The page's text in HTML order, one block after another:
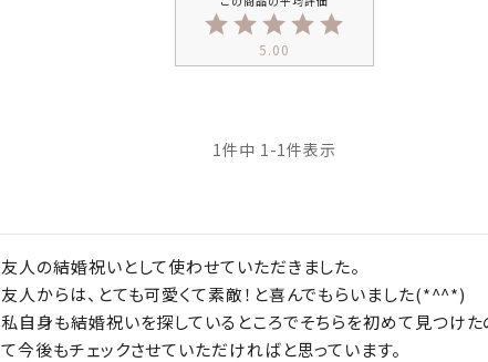
5.00
1 件中 1 -1件表示
友人の結婚祝いとして使わせていただきました。
友人からは、とても可愛くて素敵！と喜んでもらいました(*^^*)
私自身も結婚祝いを探しているところでそちらを初めて見つけた
て今後もチェックさせていただければと思っています。